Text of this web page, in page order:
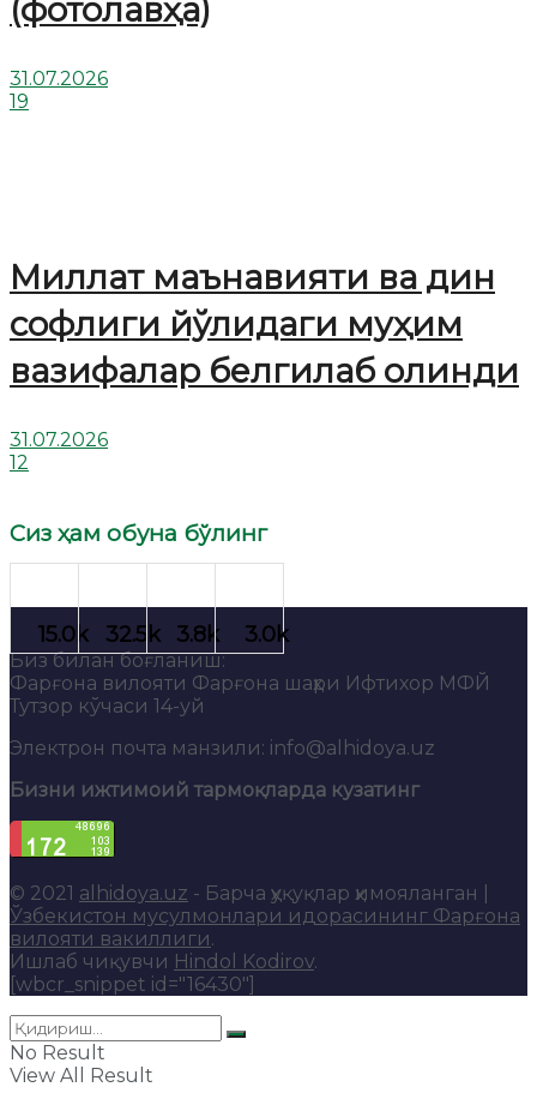
(фотолавҳа)
31.07.2026
19
Миллат маънавияти ва дин
софлиги йўлидаги муҳим
вазифалар белгилаб олинди
31.07.2026
12
Сиз ҳам обуна бўлинг
Биз билан боғланиш:
Фарғона вилояти Фарғона шаҳри Ифтихор МФЙ
Тутзор кўчаси 14-уй
Электрон почта манзили: info@alhidoya.uz
Бизни ижтимоий тармоқларда кузатинг
© 2021 alhidoya.uz - Барча ҳуқуқлар ҳимояланган |
Ўзбекистон мусулмонлари идорасининг Фарғона
вилояти вакиллиги.
Ишлаб чиқувчи Hindol Kodirov.
[wbcr_snippet id="16430"]
No Result
View All Result